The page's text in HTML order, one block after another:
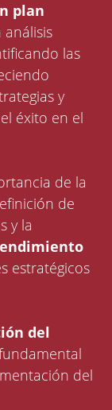
plan
análisis
las
y
éxito en el
de la
de
y la
estratégicos
del
del